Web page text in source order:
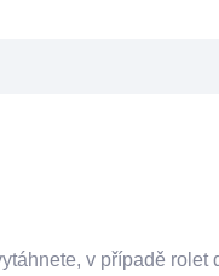
v případě rolet